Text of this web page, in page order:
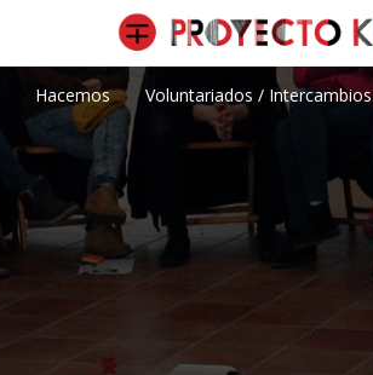
Hacemos Voluntariados / Intercambios